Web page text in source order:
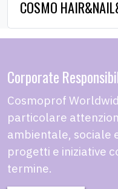
COSMO
Corporate
Cosmoprof
particolare
ambientale, sociale
progetti e iniziative
termine.